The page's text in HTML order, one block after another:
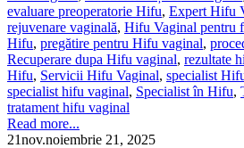
evaluare preoperatorie Hifu, Expert Hifu
rejuvenare vaginală, Hifu Vaginal pentru
Hifu, pregătire pentru Hifu vaginal,
Recuperare dupa Hifu vaginal, rezultate
Hifu, Servicii Hifu Vaginal, specialist
specialist hifu vaginal, Specialist în Hifu,
tratament hifu vaginal
Read more...
21nov.noiembrie 21, 2025